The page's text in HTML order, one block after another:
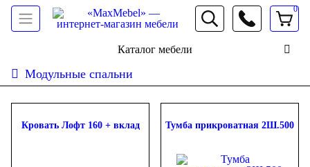
066 472 19 61
0
Каталог мебели
Модульные спальни
ФИЛЬТР
Кровать Лофт 160 + вклад Тумба прикроватная 2Ш.500